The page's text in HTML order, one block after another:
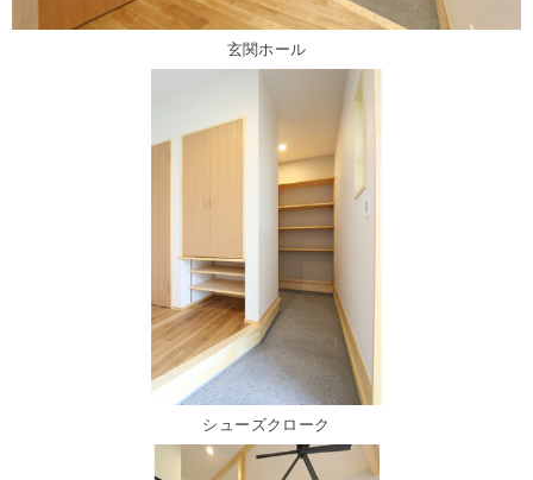
玄関ホール
シューズクローク